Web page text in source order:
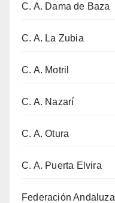
C. A. Dama de Baza
C. A. La Zubia
C. A. Motril
C. A. Nazarí
C. A. Otura
C. A. Puerta Elvira
Federación Andaluza